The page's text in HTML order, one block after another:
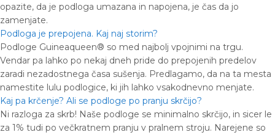
opazite, da je podloga umazana in napojena, je čas da jo
zamenjate.
Podloga je prepojena. Kaj naj storim?
Podloge Guineaqueen® so med najbolj vpojnimi na trgu.
Vendar pa lahko po nekaj dneh pride do prepojenih predelov
zaradi nezadostnega časa sušenja. Predlagamo, da na ta mesta
namestite lulu podlogice, ki jih lahko vsakodnevno menjate.
Kaj pa krčenje? Ali se podloge po pranju skrčijo?
Ni razloga za skrb! Naše podloge se minimalno skrčijo, in sicer le
za 1% tudi po večkratnem pranju v pralnem stroju. Narejene so